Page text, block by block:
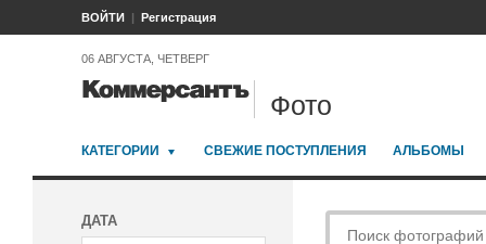
ВОЙТИ Регистрация
06 АВГУСТА, ЧЕТВЕРГ
Фото
КАТЕГОРИИ СВЕЖИЕ ПОСТУПЛЕНИЯ АЛЬБОМЫ
ДАТА